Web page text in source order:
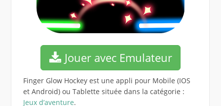
Jouer avec Emulateur
Finger Glow Hockey est une appli pour Mobile (IOS
et Android) ou Tablette située dans la catégorie :
Jeux d’aventure.